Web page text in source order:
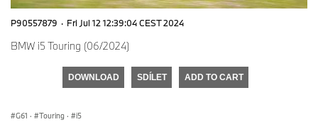
P90557879 · Fri Jul 12 12:39:04 CEST 2024
BMW i5 Touring (06/2024)
DOWNLOAD SDÍLET ADD TO CART
G61 · Touring · i5